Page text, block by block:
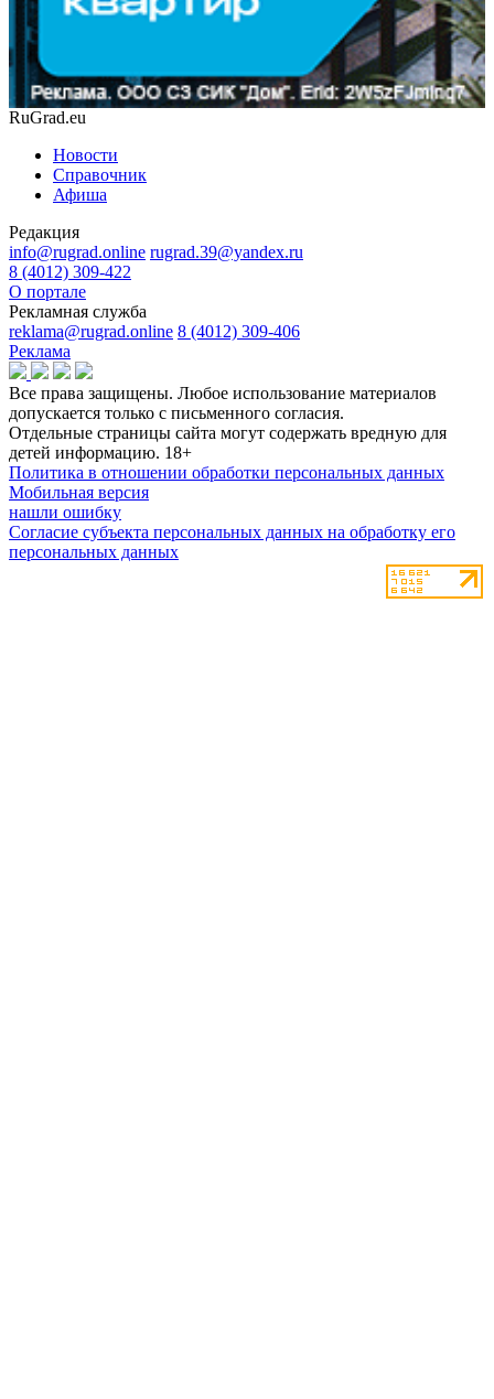
RuGrad.eu
Новости
Справочник
Афиша
Редакция
info@rugrad.online rugrad.39@yandex.ru
8 (4012) 309-422
О портале
Рекламная служба
reklama@rugrad.online 8 (4012) 309-406
Реклама
Все права защищены. Любое использование материалов
допускается только с письменного согласия.
Отдельные страницы сайта могут содержать вредную для
детей информацию. 18+
Политика в отношении обработки персональных данных
Мобильная версия
нашли ошибку
Согласие субъекта персональных данных на обработку его
персональных данных